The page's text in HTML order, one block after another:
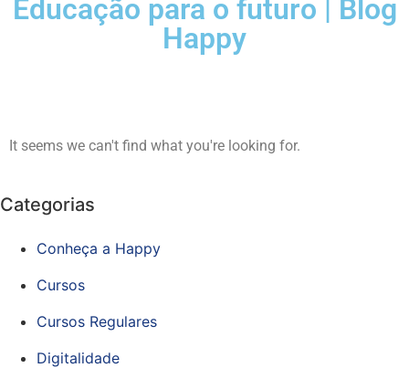
Educação para o futuro | Blog
Happy
It seems we can't find what you're looking for.
Categorias
Conheça a Happy
Cursos
Cursos Regulares
Digitalidade